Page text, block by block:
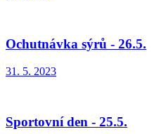
Ochutnávka sýrů - 26.5.
31. 5. 2023
Sportovní den - 25.5.